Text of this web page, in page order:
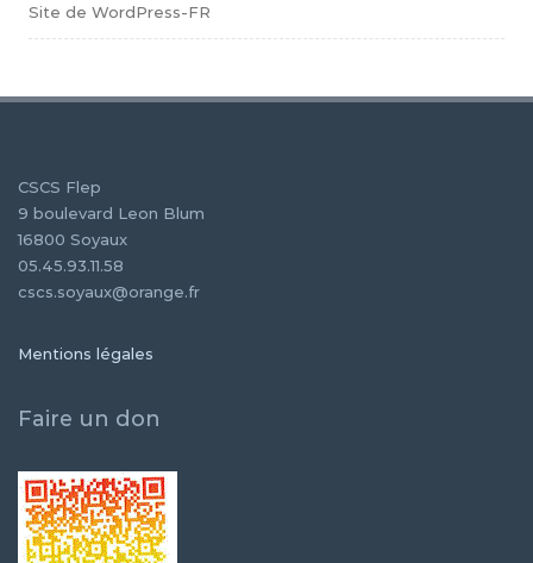
Site de WordPress-FR
CSCS Flep
9 boulevard Leon Blum
16800 Soyaux
05.45.93.11.58
cscs.soyaux@orange.fr
Mentions légales
Faire un don